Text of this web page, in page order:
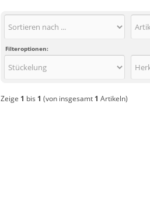
Filteroptionen:
Zeige 1 bis 1 (von insgesamt 1 Artikeln)